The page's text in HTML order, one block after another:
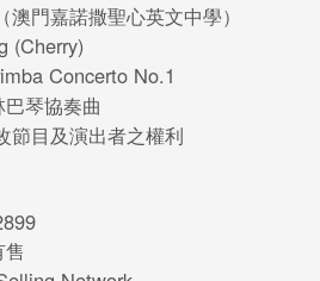
門嘉諾撒聖心英文中學）
(Cherry)
Concerto No.1
琴協奏曲
節目及演出者之權利